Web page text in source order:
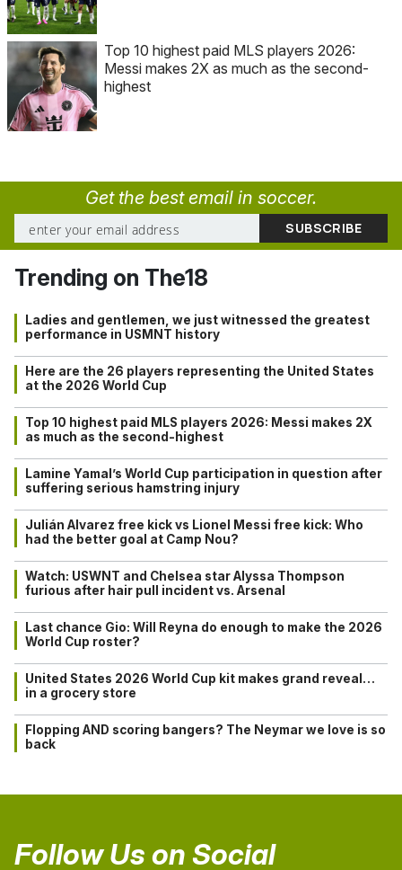
Top 10 highest paid MLS players 2026:
Messi makes 2X as much as the second-
highest
Get the best email in soccer.
Trending on The18
Ladies and gentlemen, we just witnessed the greatest
performance in USMNT history
Here are the 26 players representing the United States
at the 2026 World Cup
Top 10 highest paid MLS players 2026: Messi makes 2X
as much as the second-highest
Lamine Yamal’s World Cup participation in question after
suffering serious hamstring injury
Julián Alvarez free kick vs Lionel Messi free kick: Who
had the better goal at Camp Nou?
Watch: USWNT and Chelsea star Alyssa Thompson
furious after hair pull incident vs. Arsenal
Last chance Gio: Will Reyna do enough to make the 2026
World Cup roster?
United States 2026 World Cup kit makes grand reveal…
in a grocery store
Flopping AND scoring bangers? The Neymar we love is so
back
Follow Us on Social